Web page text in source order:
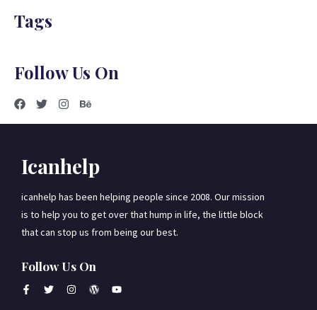
Tags
Follow Us On
Icanhelp
icanhelp has been helping people since 2008. Our mission
is to help you to get over that hump in life, the little block
that can stop us from being our best.
Follow Us On